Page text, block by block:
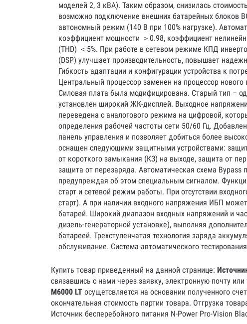
моделей 2, 3 кВА). Таким образом, снизилась
возможно подключение внешних батарейных блоков
автономный режим (140 В при 100% нагрузке).
коэффициент мощности ＞0.98, коэффициент
(THD) ＜5%. При работе в сетевом режиме КПД
(DSP) улучшает производительность, повышает
Гибкость адаптации и конфигурации устройства к
Центральный процессор заменен на процессор
Силовая плата была модифицирована. Старый тип –
установлен широкий ЖК-дисплей. Выходное
переведена с аналогового режима на цифровой,
определения рабочей частоты сети 50/60 Гц.
панель управления и позволяет добиться более
оснащен следующими защитными устройствами:
от короткого замыкания (КЗ) на выходе, защита от
защита от перезаряда. Автоматическая схема Bypass
предупреждая об этом специальным сигналом.
старт и сетевой режим работы. При отсутствии
старт). А при наличии входного напряжения ИБП
батарей. Широкий диапазон входных напряжений и
дизель-генераторной установке), выполняя
батареей. Трехступенчатая технология заряда
обслуживание. Система автоматического
Купить товар приведенный на данной странице:
связавшись с нами через заявку, электронную почту
M6000 LT осущетсвляется на основании полученного
окончательная стоимость партии товара. Отгрузка
Источник бесперебойного питания N-Power Pro-Vision